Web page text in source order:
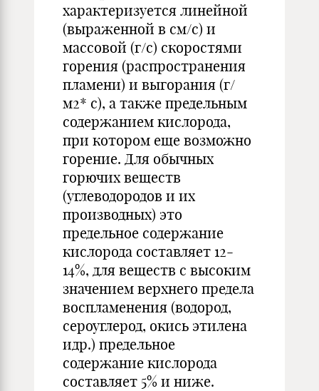
характеризуется линейной
(выраженной в см/с) и
массовой (г/c) скоростями
горения (распространения
пламени) и выгорания (г/
м2* с), а также предельным
содержанием кислорода,
при котором еще возможно
горение. Для обычных
горючих веществ
(углеводородов и их
производных) это
предельное содержание
кислорода составляет 12-
14%, для веществ с высоким
значением верхнего предела
воспламенения (водород,
сероуглерод, окись этилена
идр.) предельное
содержание кислорода
составляет 5% и ниже.